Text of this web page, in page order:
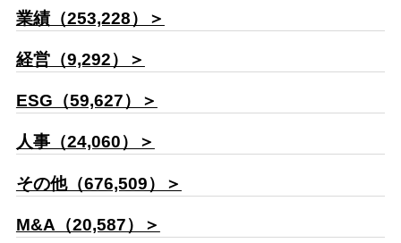
業績（253,228）＞
経営（9,292）＞
ESG（59,627）＞
人事（24,060）＞
その他（676,509）＞
M&A（20,587）＞